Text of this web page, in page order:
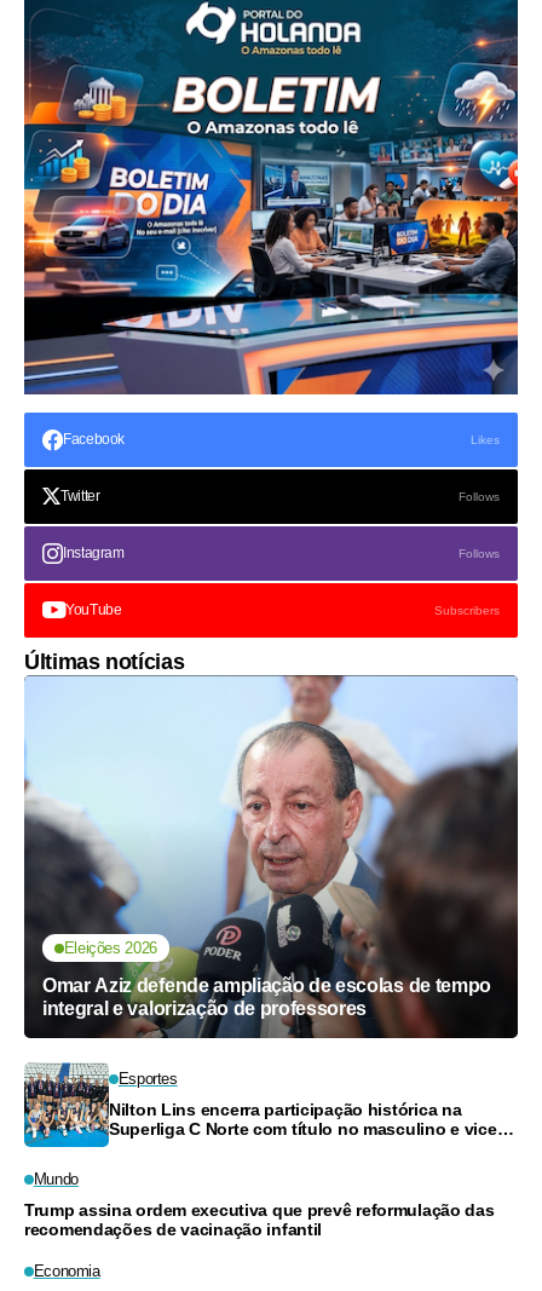
Facebook Likes
Twitter Follows
Instagram Follows
YouTube Subscribers
Últimas notícias
Eleições 2026
Omar Aziz defende ampliação de escolas de tempo
integral e valorização de professores
Esportes
Nilton Lins encerra participação histórica na
Superliga C Norte com título no masculino e vice-
Mundo
Trump assina ordem executiva que prevê reformulação das
recomendações de vacinação infantil
Economia